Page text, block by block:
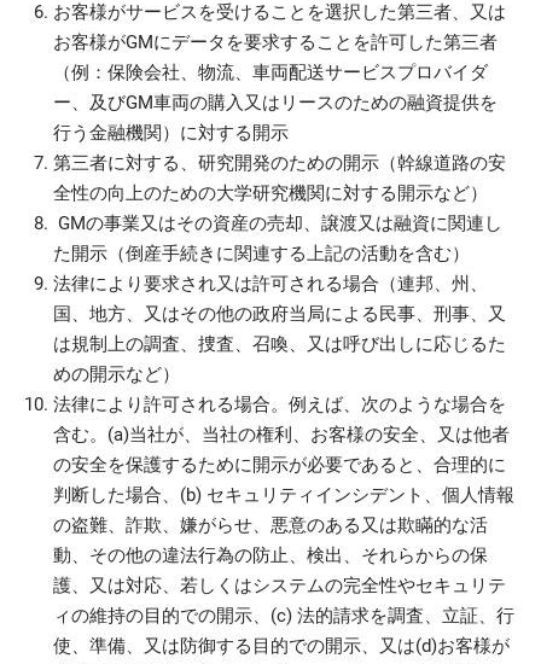
お客様がサービスを受けることを選択した第三者、又は
お客様がGMにデータを要求することを許可した第三者
（例：保険会社、物流、車両配送サービスプロバイダ
ー、及びGM車両の購入又はリースのための融資提供を
行う金融機関）に対する開示
第三者に対する、研究開発のための開示（幹線道路の安
全性の向上のための大学研究機関に対する開示など）
GMの事業又はその資産の売却、譲渡又は融資に関連し
た開示（倒産手続きに関連する上記の活動を含む）
法律により要求され又は許可される場合（連邦、州、
国、地方、又はその他の政府当局による民事、刑事、又
は規制上の調査、捜査、召喚、又は呼び出しに応じるた
めの開示など）
法律により許可される場合。例えば、次のような場合を
含む。(a)当社が、当社の権利、お客様の安全、又は他者
の安全を保護するために開示が必要であると、合理的に
判断した場合、(b) セキュリティインシデント、個人情報
の盗難、詐欺、嫌がらせ、悪意のある又は欺瞞的な活
動、その他の違法行為の防止、検出、それらからの保
護、又は対応、若しくはシステムの完全性やセキュリテ
ィの維持の目的での開示、(c) 法的請求を調査、立証、行
使、準備、又は防御する目的での開示、又は(d)お客様が